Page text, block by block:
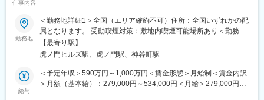
仕事内容
■メインミッション：
担当エリアの病院（主に医師）に対し、当社のインターベンショ
ナルシステムズ事業（血管内治療）にて扱っている製品を提案し
ていただきます。
製品の販売、サービスの提供を通じて医療現場の改題を解決する
ことで医療に貢献し、テルモブランドを育成することがミッショ
勤務地
＜勤務地詳細1＞全国（エリア確約不可）住所：全国いずれかの配
属となります。 受動喫煙対策：敷地内喫煙可能場所あり＜勤務地
詳細2＞虎ノ門ヒルズステーションタワー住所：東京都港区虎ノ門
２丁目６－１ 虎ノ門ヒルズ ステーションタワー 受動喫煙対策：
ートワーク含む）
【最寄り駅】
虎ノ門ヒルズ駅、虎ノ門駅、神谷町駅
給与
＜予定年収＞590万円～1,000万円＜賃金形態＞月給制＜賃金内訳
＞月額（基本給）：279,000円～534,000円＜月給＞279,000円～